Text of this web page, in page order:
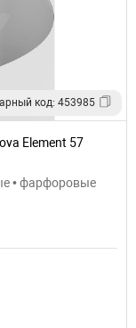
код: 453985
Element 57
• фарфоровые